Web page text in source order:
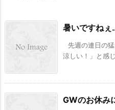
暑いですね
先週の連日の
涼しい！」と感
GWのお休み